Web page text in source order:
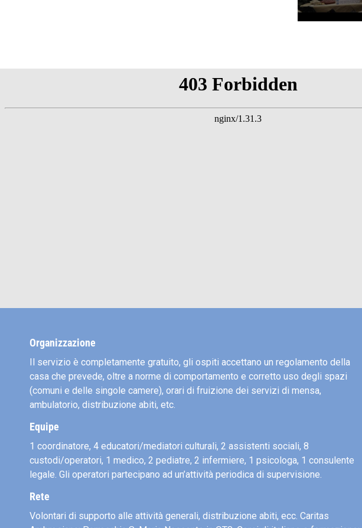
Organizzazione
Il servizio è completamente gratuito, gli ospiti accettano un regolamento della
casa che prevede, oltre a norme di comportamento e corretto uso degli spazi
(comuni e delle singole camere), orari di fruizione dei servizi di mensa,
ambulatorio, distribuzione abiti, etc.
Equipe
1 coordinatore, 4 educatori/mediatori culturali, 2 assistenti sociali, 8
custodi/operatori, 1 medico, 2 pediatre, 2 infermiere, 1 psicologa, 1 consulente
legale. Gli operatori partecipano ad un’attività periodica di supervisione.
Rete
Volontari di supporto alle attività generali, distribuzione abiti, ecc. Caritas